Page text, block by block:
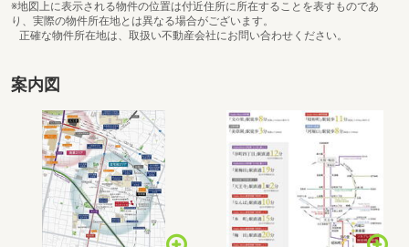
※地図上に表示される物件の位置は付近住所に所在することを表すものであ
り、実際の物件所在地とは異なる場合がございます。
正確な物件所在地は、取扱い不動産会社にお問い合わせください。
案内図